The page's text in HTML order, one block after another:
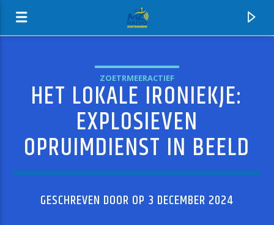
MZ-RADIO
ZOETRMEERACTIEF
HET LOKALE IRONIEKJE:
EXPLOSIEVEN
OPRUIMDIENST IN BEELD
GESCHREVEN DOOR OP 3 DECEMBER 2024